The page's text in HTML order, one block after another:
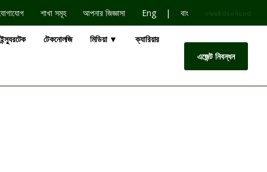
শাখা সমূহ আপনার জিজ্ঞাসা Eng | বাং ০৯৬৪৩২০৭০০৩
ইন্স্যুরটেক টেকনোলজি মিডিয়া ▼
ক্যারিয়ার
এজেন্ট নিবন্ধন